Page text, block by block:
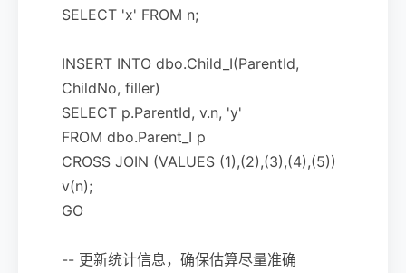
SELECT 'x' FROM n;
INSERT INTO dbo.Child_I(ParentId,
ChildNo, filler)
SELECT p.ParentId, v.n, 'y'
FROM dbo.Parent_I p
CROSS JOIN (VALUES (1),(2),(3),(4),(5))
v(n);
GO
-- 更新统计信息，确保估算尽量准确